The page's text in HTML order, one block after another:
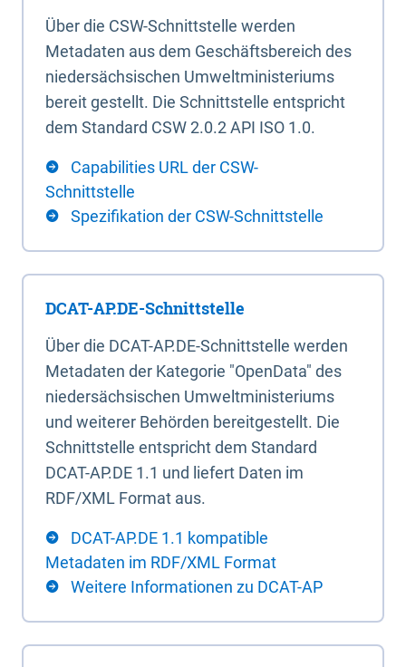
Über die CSW-Schnittstelle werden
Metadaten aus dem Geschäftsbereich des
niedersächsischen Umweltministeriums
bereit gestellt. Die Schnittstelle entspricht
dem Standard CSW 2.0.2 API ISO 1.0.
Capabilities URL der CSW-
Schnittstelle
Spezifikation der CSW-Schnittstelle
DCAT-AP.DE-Schnittstelle
Über die DCAT-AP.DE-Schnittstelle werden
Metadaten der Kategorie "OpenData" des
niedersächsischen Umweltministeriums
und weiterer Behörden bereitgestellt. Die
Schnittstelle entspricht dem Standard
DCAT-AP.DE 1.1 und liefert Daten im
RDF/XML Format aus.
DCAT-AP.DE 1.1 kompatible
Metadaten im RDF/XML Format
Weitere Informationen zu DCAT-AP